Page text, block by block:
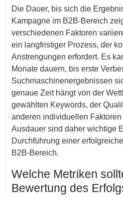
Die Dauer, bis sich die
Kampagne im B2B-Bereich
verschiedenen Faktoren
ein langfristiger Prozess, der
Anstrengungen erfordert. Es
Monate dauern, bis erste
Suchmaschinenergebnissen
genaue Zeit hängt von der
gewählten Keywords, der
anderen individuellen Faktoren
Ausdauer sind daher wichtige
Durchführung einer
B2B-Bereich.
Welche Metriken
Bewertung des